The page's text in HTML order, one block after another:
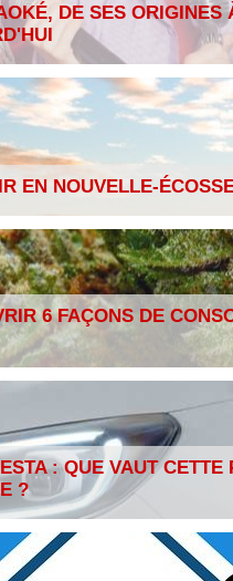
DE SES ORIGINES
EN NOUVELLE-
6 FAÇONS DE
: QUE VAUT CETTE
?